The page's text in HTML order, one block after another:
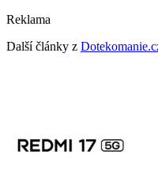
Reklama
Další články z